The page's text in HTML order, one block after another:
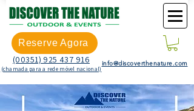
Reserve Agora
(00351) 925 437 916
(chamada para a rede móvel nacional)
info@discoverthenature.com